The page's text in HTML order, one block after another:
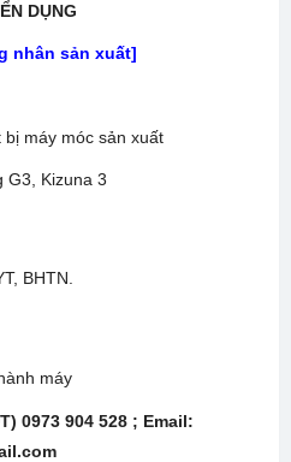
DỤNG
nhân sản xuất]
máy móc sản xuất
G3, Kizuna 3
BHTN.
máy
0973 904 528 ; Email: